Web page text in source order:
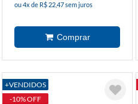
ou 4x de R$ 22,47 sem juros
+VENDIDOS
-10% OFF